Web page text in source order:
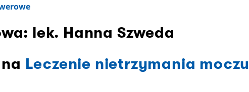
lek. Hanna Szweda
Leczenie nietrzymania moczu